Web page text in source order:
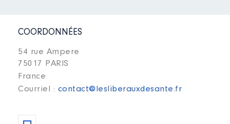
COORDONNÉES
54 rue Ampere
75017 PARIS
France
Courriel : contact@lesliberauxdesante.fr